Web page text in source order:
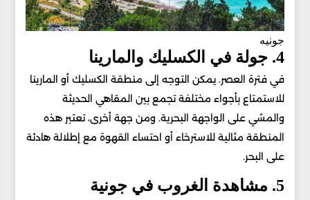
جونيه
4. جولة في الكسليك والمارينا
في فترة العصر. يمكن التوجه إلى منطقة الكسليك أو المارينا
للاستمتاع بأجواء مختلفة تجمع بين المقاهي الحديثة
والمشي على الواجهة البحرية. ومن جهة أخرى، تعتبر هذه
المنطقة مثالية للاسترخاء أو احتساء القهوة مع إطلالة هادئة
على البحر.
5. مشاهدة الغروب في جونية